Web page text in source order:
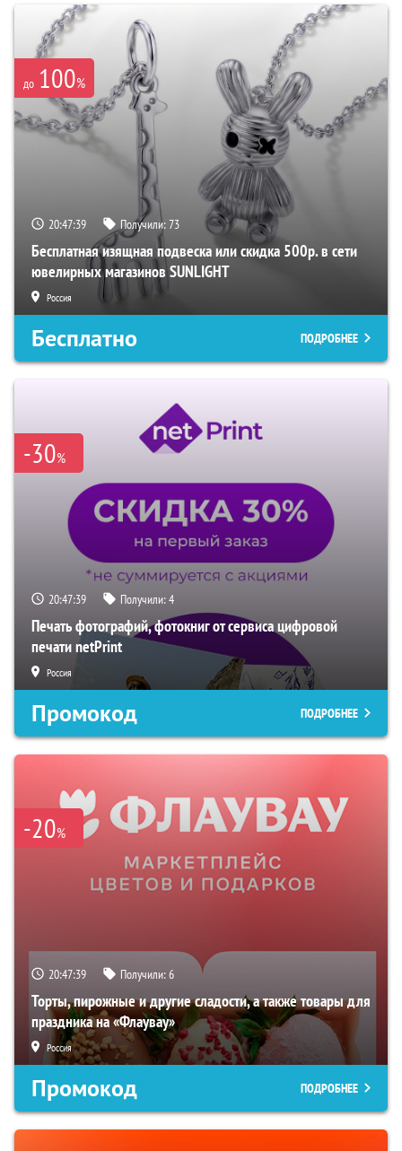
до 100%
20:47:38 Получили:73
Бесплатная изящная подвеска или скидка 500р. в сети
ювелирных магазинов SUNLIGHT
Россия
Бесплатно ПОДРОБНЕЕ
-30%
20:47:38 Получили:4
Печать фотографий, фотокниг от сервиса цифровой
печати netPrint
Россия
Промокод ПОДРОБНЕЕ
-20%
20:47:38 Получили:6
Торты, пирожные и другие сладости, а также товары для
праздника на «Флаувау»
Россия
Промокод ПОДРОБНЕЕ